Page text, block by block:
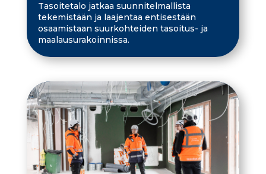
Tasoitetalo jatkaa suunnitelmallista
tekemistään ja laajentaa entisestään
osaamistaan suurkohteiden tasoitus- ja
maalausurakoinnissa.